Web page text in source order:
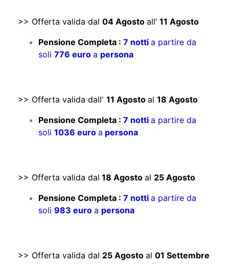
>> Offerta valida dal 04 Agosto all' 11 Agosto
Pensione Completa : 7 notti a partire da
soli 776 euro a persona
>> Offerta valida dall' 11 Agosto al 18 Agosto
Pensione Completa : 7 notti a partire da
soli 1036 euro a persona
>> Offerta valida dal 18 Agosto al 25 Agosto
Pensione Completa : 7 notti a partire da
soli 983 euro a persona
>> Offerta valida dal 25 Agosto al 01 Settembre